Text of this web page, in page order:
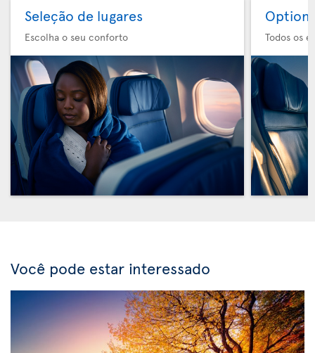
Seleção de lugares
Escolha o seu conforto
Option
Todos os
Você pode estar interessado